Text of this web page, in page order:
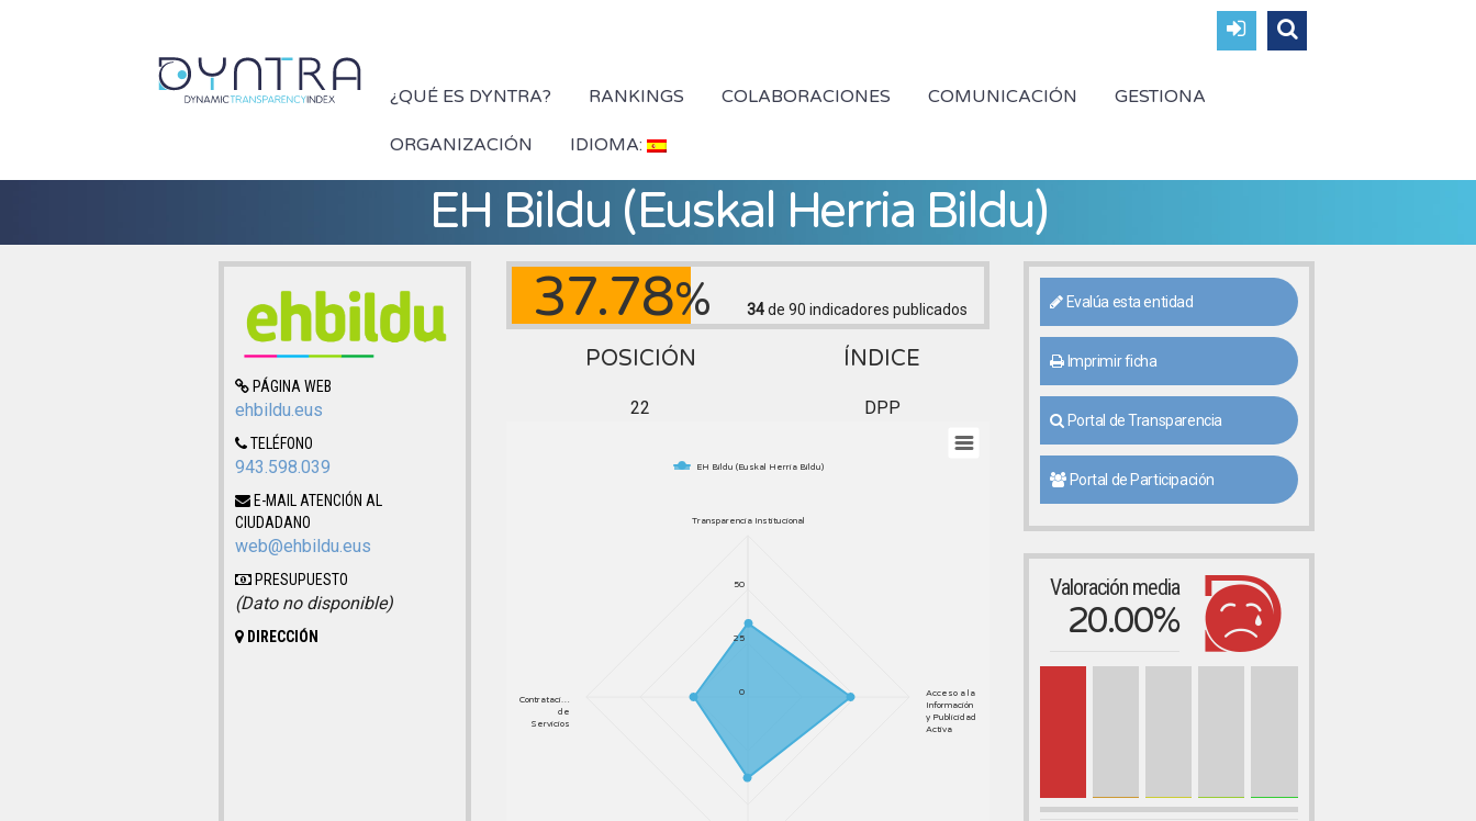
¿QUÉ ES DYNTRA? RANKINGS COLABORACIONES COMUNICACIÓN GESTIONA
ORGANIZACIÓN IDIOMA:
EH Bildu (Euskal Herria Bildu)
PÁGINA WEB
ehbildu.eus
TELÉFONO
943.598.039
E-MAIL ATENCIÓN AL
CIUDADANO
web@ehbildu.eus
PRESUPUESTO
(Dato no disponible)
DIRECCIÓN
37.78% 34de 90 indicadores publicados
POSICIÓN ÍNDICE
22 DPP
EH Bildu (Euskal Herria Bildu)
Transparencia Institucional
Acceso a la
Información
y Publicidad
Activa
Contrataci…
de
Servicios
0
25
50
Evalúa esta entidad
Imprimir ficha
Portal de Transparencia
Portal de Participación
Valoración media
20.00%